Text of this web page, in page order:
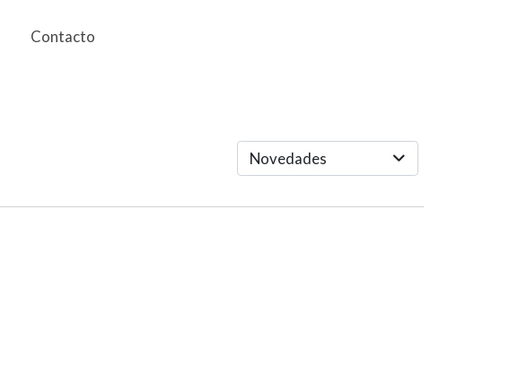
Contacto
Novedades